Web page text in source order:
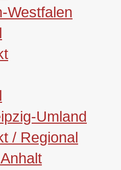
Westfalen
Umland
/ Regional